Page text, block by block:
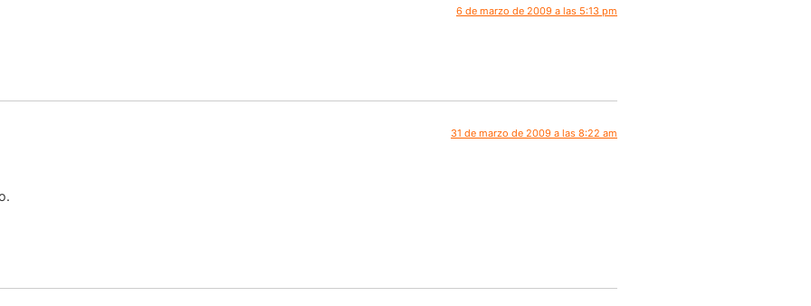
6 de marzo de 2009 a las 5:13 pm
31 de marzo de 2009 a las 8:22 am